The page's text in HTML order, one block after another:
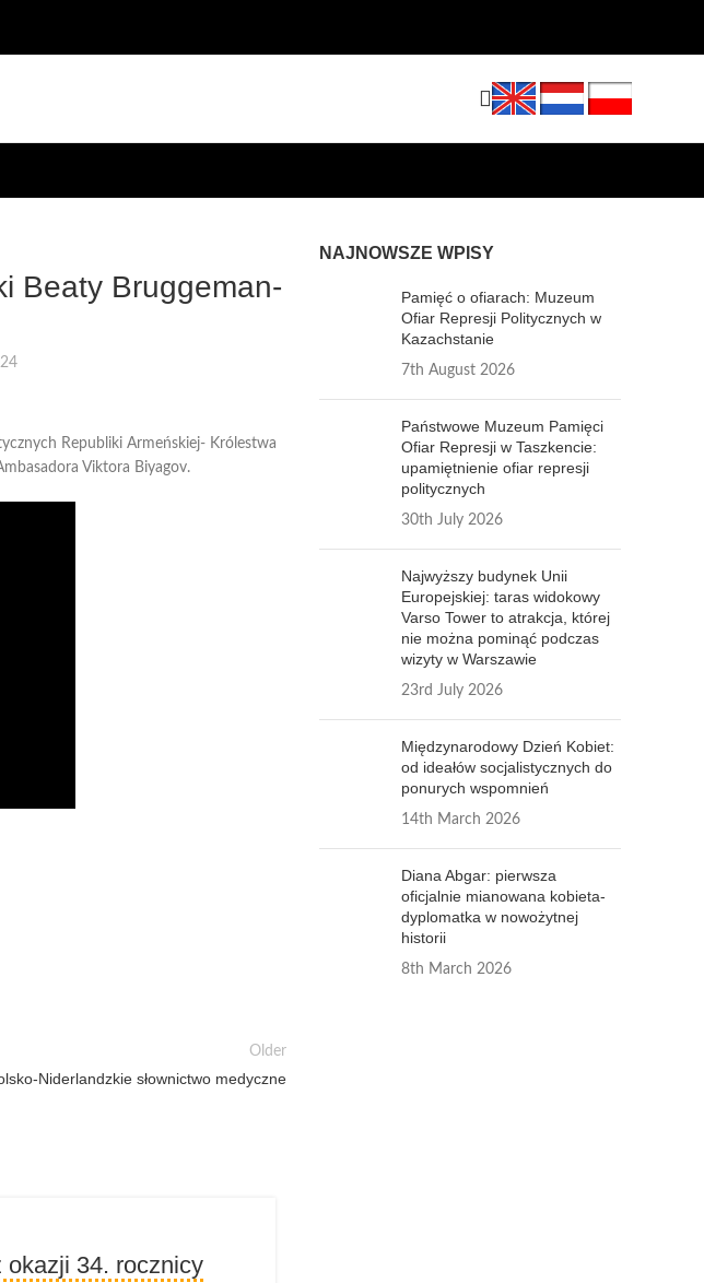
Beaty Bruggeman-
Republiki Armeńskiej- Królestwa
Viktora Biyagov.
Older
Niderlandzkie słownictwo medyczne
okazji 34. rocznicy
NAJNOWSZE WPISY
Pamięć o ofiarach: Muzeum
Ofiar Represji Politycznych w
Kazachstanie
7th August 2026
Państwowe Muzeum Pamięci
Ofiar Represji w Taszkencie:
upamiętnienie ofiar represji
politycznych
30th July 2026
Najwyższy budynek Unii
Europejskiej: taras widokowy
Varso Tower to atrakcja, której
nie można pominąć podczas
wizyty w Warszawie
23rd July 2026
Międzynarodowy Dzień Kobiet:
od ideałów socjalistycznych do
ponurych wspomnień
14th March 2026
Diana Abgar: pierwsza
oficjalnie mianowana kobieta-
dyplomatka w nowożytnej
historii
8th March 2026